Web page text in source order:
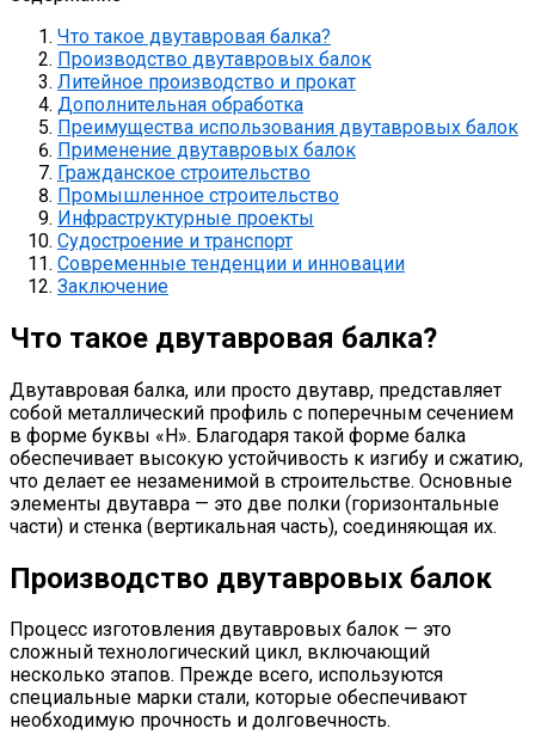
Что такое двутавровая балка?
Производство двутавровых балок
Литейное производство и прокат
Дополнительная обработка
Преимущества использования двутавровых балок
Применение двутавровых балок
Гражданское строительство
Промышленное строительство
Инфраструктурные проекты
Судостроение и транспорт
Современные тенденции и инновации
Заключение
Что такое двутавровая балка?
Двутавровая балка, или просто двутавр, представляет
собой металлический профиль с поперечным сечением
в форме буквы «Н». Благодаря такой форме балка
обеспечивает высокую устойчивость к изгибу и сжатию,
что делает ее незаменимой в строительстве. Основные
элементы двутавра — это две полки (горизонтальные
части) и стенка (вертикальная часть), соединяющая их.
Производство двутавровых балок
Процесс изготовления двутавровых балок — это
сложный технологический цикл, включающий
несколько этапов. Прежде всего, используются
специальные марки стали, которые обеспечивают
необходимую прочность и долговечность.